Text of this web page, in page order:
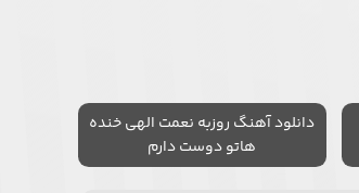
دانلود آهنگ روزبه نعمت الهی خنده
هاتو دوست دارم